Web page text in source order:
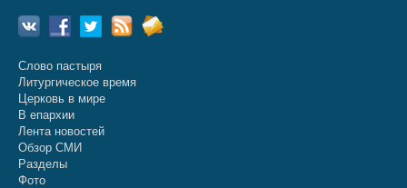
Слово пастыря
Литургическое время
Церковь в мире
В епархии
Лента новостей
Обзор СМИ
Разделы
Фото